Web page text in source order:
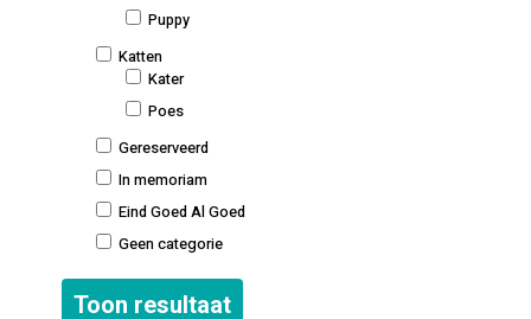
Puppy
Katten
Kater
Poes
Gereserveerd
In memoriam
Eind Goed Al Goed
Geen categorie